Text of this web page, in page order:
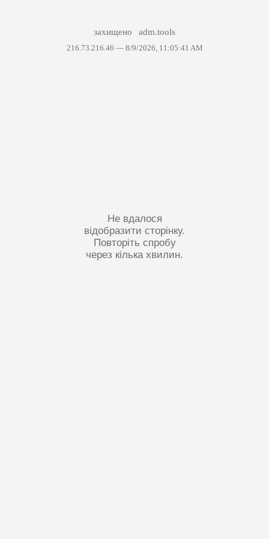
захищено adm.tools
216.73.216.46 — 8/9/2026, 11:05:41 AM
Не вдалося
відобразити сторінку.
Повторіть спробу
через кілька хвилин.